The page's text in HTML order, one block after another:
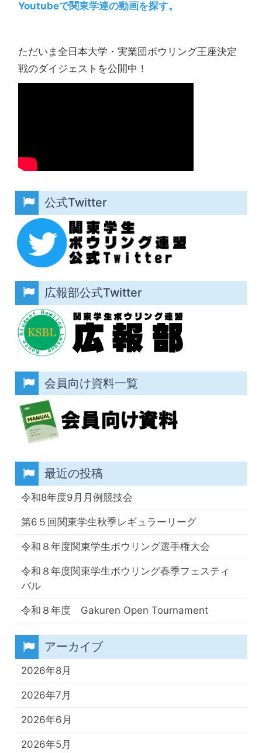
Youtubeで関東学連の動画を探す。
ただいま全日本大学・実業団ボウリング王座決定
戦のダイジェストを公開中！
公式Twitter
広報部公式Twitter
会員向け資料一覧
最近の投稿
令和8年度9月月例競技会
第6５回関東学生秋季レギュラーリーグ
令和８年度関東学生ボウリング選手権大会
令和８年度関東学生ボウリング春季フェスティ
バル
令和８年度 Gakuren Open Tournament
アーカイブ
2026年8月
2026年7月
2026年6月
2026年5月